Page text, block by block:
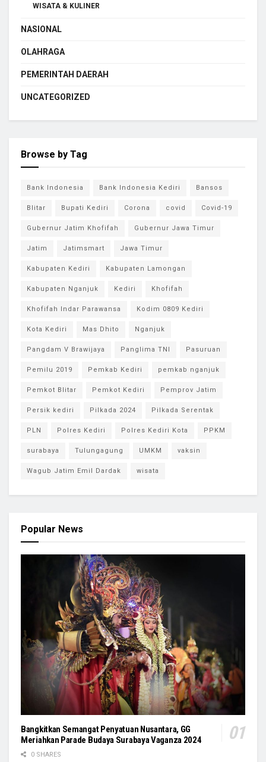
WISATA & KULINER
NASIONAL
OLAHRAGA
PEMERINTAH DAERAH
UNCATEGORIZED
Browse by Tag
Bank Indonesia Bank Indonesia Kediri Bansos
Blitar Bupati Kediri Corona covid Covid-19
Gubernur Jatim Khofifah Gubernur Jawa Timur
Jatim Jatimsmart Jawa Timur
Kabupaten Kediri Kabupaten Lamongan
Kabupaten Nganjuk Kediri Khofifah
Khofifah Indar Parawansa Kodim 0809 Kediri
Kota Kediri Mas Dhito Nganjuk
Pangdam V Brawijaya Panglima TNI Pasuruan
Pemilu 2019 Pemkab Kediri pemkab nganjuk
Pemkot Blitar Pemkot Kediri Pemprov Jatim
Persik kediri Pilkada 2024 Pilkada Serentak
PLN Polres Kediri Polres Kediri Kota PPKM
surabaya Tulungagung UMKM vaksin
Wagub Jatim Emil Dardak wisata
Popular News
Bangkitkan Semangat Penyatuan Nusantara, GG
Meriahkan Parade Budaya Surabaya Vaganza 2024
0 SHARES